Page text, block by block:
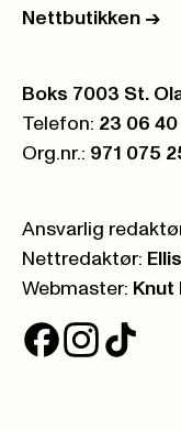
Nettbutikken ->
Postboks:
Boks 7003 St.
Telefon: 23 06
Org.nr.: 971 075
Ansvarlig
Nettredaktør:
Webmaster: Knut